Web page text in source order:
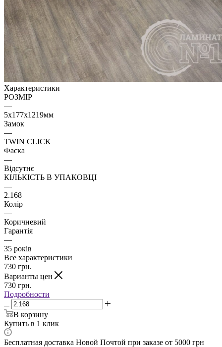
Характеристики
РОЗМІР
—
5х177х1219мм
Замок
—
TWIN CLICK
Фаска
—
Відсутнє
КІЛЬКІСТЬ В УПАКОВЦІ
—
2.168
Колір
—
Коричневий
Гарантія
—
35 років
Все характеристики
730 грн.
Варианты цен
730 грн.
Подробности
В корзину
Купить в 1 клик
Бесплатная доставка Новой Почтой при заказе от 5000 грн